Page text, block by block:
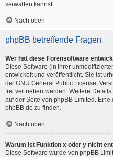
verwalten kannst.
Nach oben
phpBB betreffende Fragen
Wer hat diese Forensoftware
Diese Software (in ihrer
entwickelt und veröffentlicht. Sie ist
der GNU General Public License,
frei vertrieben werden. Weitere Details
auf der Seite von phpBB Limited . Eine
phpBB.de zu finden.
Nach oben
Warum ist Funktion x oder y nicht
Diese Software wurde von phpBB